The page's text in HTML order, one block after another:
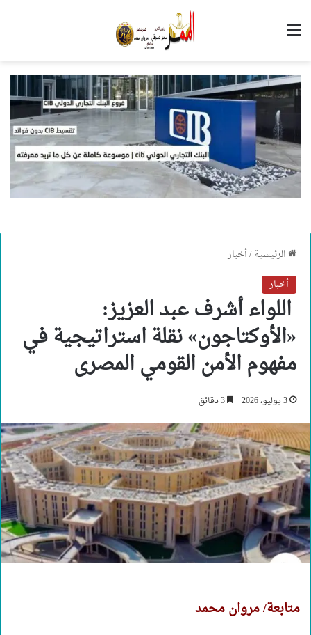
القائمة
الرئيسية/أخبار
أخبار
اللواء أشرف عبد العزيز:
«الأوكتاجون» نقلة استراتيجية في
مفهوم الأمن القومي المصرى
3 يوليو، 2026
متابعة/ مروان محمد